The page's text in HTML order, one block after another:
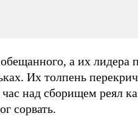
а их лидера
Их толпень
над сборищем реял
сорвать.